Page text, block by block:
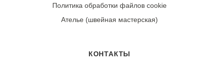
Политика обработки файлов cookie
Ателье (швейная мастерская)
КОНТАКТЫ